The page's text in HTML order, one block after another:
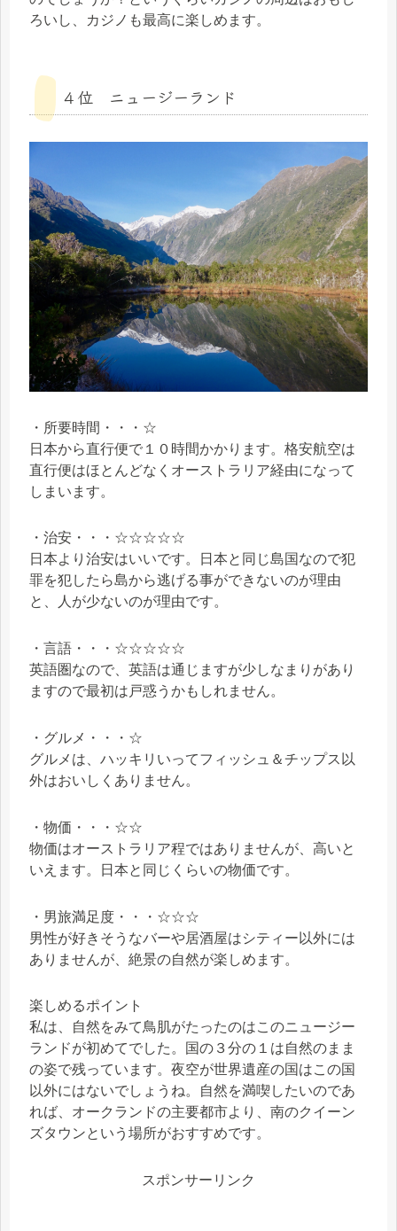
ろいし、カジノも最高に楽しめます。
４位 ニュージーランド
・所要時間・・・☆
日本から直行便で１０時間かかります。格安航空は
直行便はほとんどなくオーストラリア経由になって
しまいます。
・治安・・・☆☆☆☆☆
日本より治安はいいです。日本と同じ島国なので犯
罪を犯したら島から逃げる事ができないのが理由
と、人が少ないのが理由です。
・言語・・・☆☆☆☆☆
英語圏なので、英語は通じますが少しなまりがあり
ますので最初は戸惑うかもしれません。
・グルメ・・・☆
グルメは、ハッキリいってフィッシュ＆チップス以
外はおいしくありません。
・物価・・・☆☆
物価はオーストラリア程ではありませんが、高いと
いえます。日本と同じくらいの物価です。
・男旅満足度・・・☆☆☆
男性が好きそうなバーや居酒屋はシティー以外には
ありませんが、絶景の自然が楽しめます。
楽しめるポイント
私は、自然をみて鳥肌がたったのはこのニュージー
ランドが初めてでした。国の３分の１は自然のまま
の姿で残っています。夜空が世界遺産の国はこの国
以外にはないでしょうね。自然を満喫したいのであ
れば、オークランドの主要都市より、南のクイーン
ズタウンという場所がおすすめです。
スポンサーリンク